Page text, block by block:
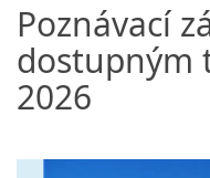
Poznávací
dostupným
2026